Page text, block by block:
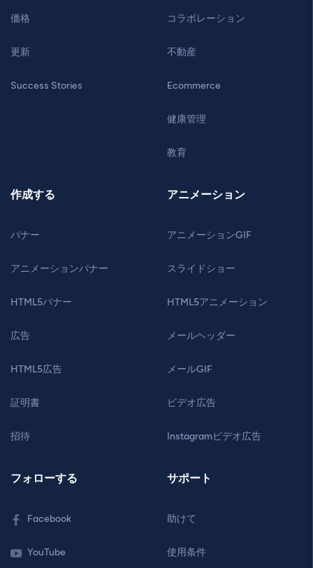
価格
更新
Success Stories
コラボレーション
不動産
Ecommerce
健康管理
教育
作成する
バナー
アニメーションバナー
HTML5バナー
広告
HTML5広告
証明書
招待
アニメーション
アニメーションGIF
スライドショー
HTML5アニメーション
メールヘッダー
メールGIF
ビデオ広告
Instagramビデオ広告
フォローする
Facebook
YouTube
サポート
助けて
使用条件